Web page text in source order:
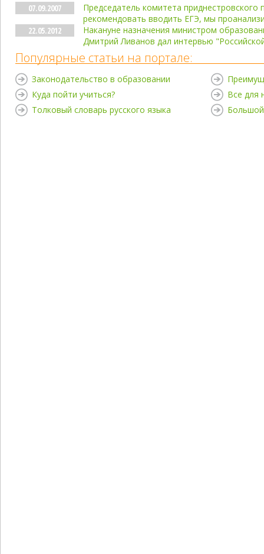
07.09.2007
Председатель комитета
рекомендовать вводить ЕГЭ, мы
22.05.2012
Накануне назначения министром
Дмитрий Ливанов дал интервью
Популярные статьи на портале:
Законодательство в образовании
Куда пойти учиться?
Толковый словарь русского языка
Все для
Большой